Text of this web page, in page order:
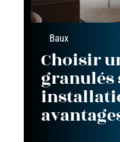
Baux
Choisir
granulés